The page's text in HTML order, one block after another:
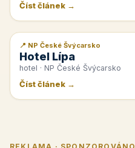
Číst článek →
📰 PR článek
📍 NP České Švýcarsko
Hotel Lípa
hotel · NP České Švýcarsko
Číst článek →